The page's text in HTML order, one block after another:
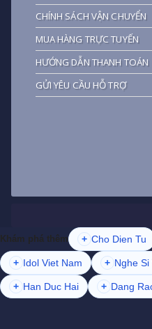
CHÍNH SÁCH VẬN CHUYỂN
MUA HÀNG TRỰC TUYẾN
HƯỚNG DẪN THANH TOÁN
GỬI YÊU CẦU HỖ TRỢ
Khám phá thêm + Cho Dien Tu
+ Idol Viet Nam + Nghe Si
+ Han Duc Hai + Dang